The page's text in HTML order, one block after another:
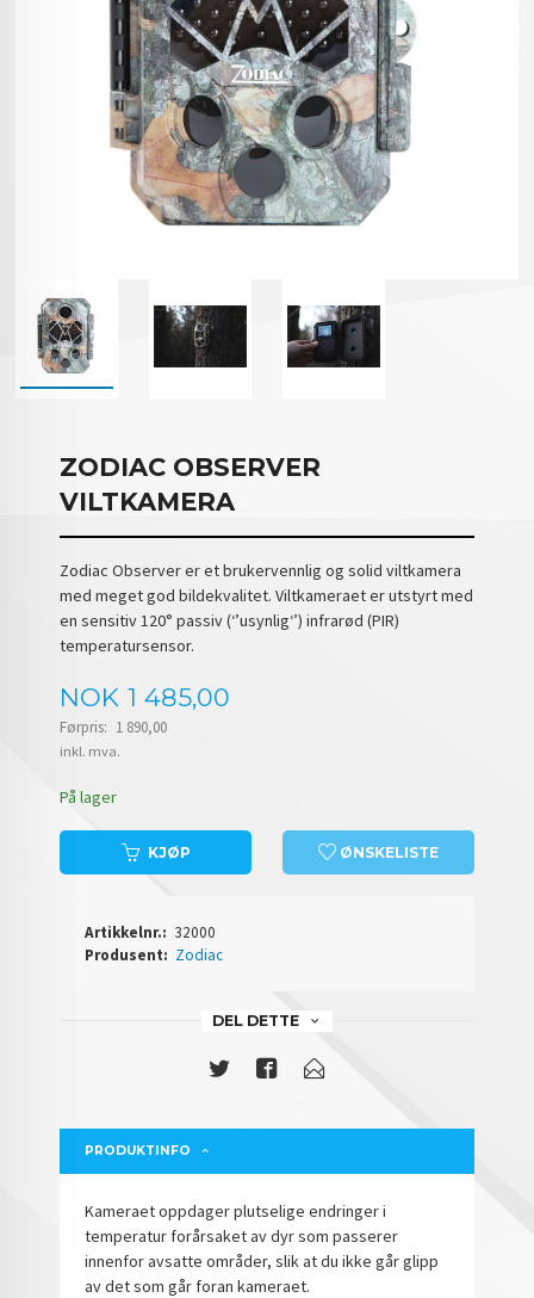
ZODIAC OBSERVER
VILTKAMERA
Zodiac Observer er et brukervennlig og solid viltkamera
med meget god bildekvalitet. Viltkameraet er utstyrt med
en sensitiv 120° passiv (‘’usynlig‘’) infrarød (PIR)
temperatursensor.
Tilbud
NOK 1 485,00
Førpris: 1 890,00
Rabatt
inkl. mva.
På lager
KJØP ØNSKELISTE
Artikkelnr.: 32000
Produsent: Zodiac
DEL DETTE
PRODUKTINFO
Kameraet oppdager plutselige endringer i
temperatur forårsaket av dyr som passerer
innenfor avsatte områder, slik at du ikke går glipp
av det som går foran kameraet.